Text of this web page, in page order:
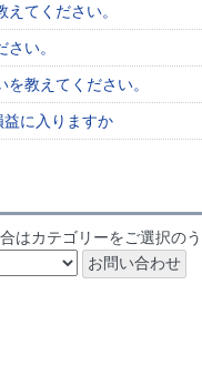
てください。
い。
教えてください。
益に入りますか
はカテゴリーをご選択の